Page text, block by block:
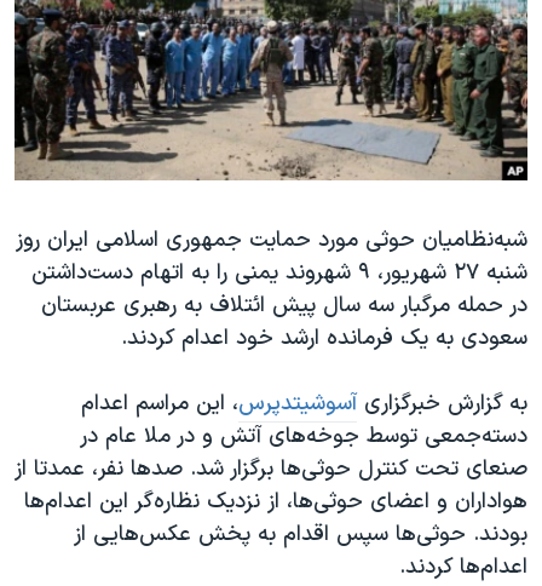
فرهنگ و زندگی
حقوق شهروندی
اقتصادی
علم و فناوری
گالری عکس
آرشیو پخش زنده
مستندها
انتخابات ریاست جمهوری آمریکا ۲۰۲۴
حمله جمهوری اسلامی به اسرائیل
رمز مهسا
اعتراضات زن، زندگی، آزادی
مجموعه مستندهای دادخواهی
تریبونال مردمی آبان ۹۸
چهل سال گروگان‌گیری
قانون شفافیت دارائی کادر رهبری ایران
اعتراضات مردمی آبان ۹۸
اسرائیل در جنگ
دنبال کنید
زبانهای مختلف
شبه‌نظامیان حوثی مورد حمایت جمهوری اسلامی ایران روز
شنبه ۲٧ شهریور، ٩ شهروند یمنی را به اتهام دست‌داشتن
در حمله مرگبار سه سال پیش ائتلاف به رهبری عربستان
سعودی به یک فرمانده ارشد خود اعدام کردند.
به گزارش خبرگزاریآسوشیتدپرس، این مراسم اعدام
دسته‌جمعی توسط جوخه‌های آتش و در ملا عام در
صنعای تحت کنترل حوثی‌ها برگزار شد. صدها نفر، عمدتا از
هواداران و اعضای حوثی‌ها، از نزدیک نظاره‌گر این اعدام‌ها
بودند. حوثی‌ها سپس اقدام به پخش عکس‌هایی از
اعدام‌ها کردند.